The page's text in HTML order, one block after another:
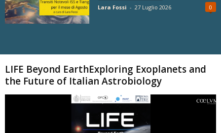
Lara Fossi - 27 Luglio 2026 0
LIFE Beyond EarthExploring Exoplanets and
the Future of Italian Astrobiology